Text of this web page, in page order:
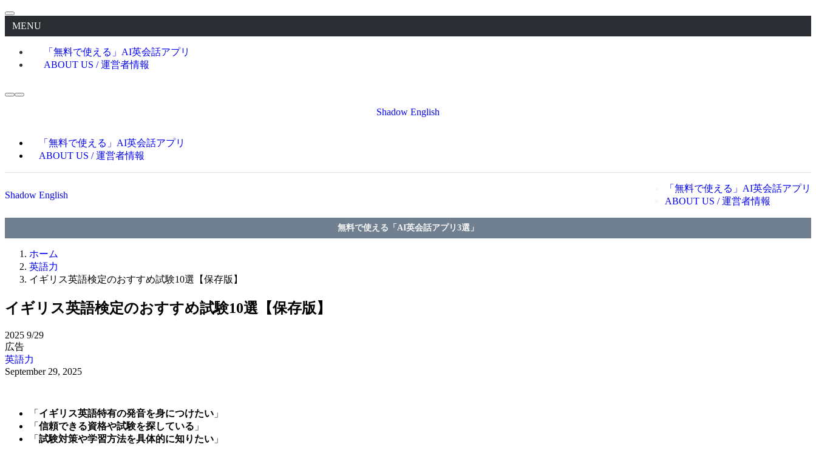
MENU
「無料で使える」AI英会話アプリ
ABOUT US / 運営者情報
Shadow English
「無料で使える」AI英会話アプリ
ABOUT US / 運営者情報
Shadow English
「無料で使える」AI英会話アプリ
ABOUT US / 運営者情報
無料で使える「AI英会話アプリ3選」
ホーム
英語力
イギリス英語検定のおすすめ試験10選【保存版】
イギリス英語検定のおすすめ試験10選【保存版】
2025 9/29
広告
英語力
September 29, 2025
「 イギリス英語特有の発音を身につけたい 」
「 信頼できる資格や試験を探している 」
「 試験対策や学習方法を具体的に知りたい 」